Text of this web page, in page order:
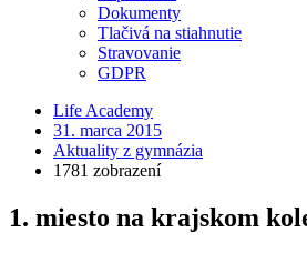
Dokumenty
Tlačivá na stiahnutie
Stravovanie
GDPR
Life Academy
31. marca 2015
Aktuality z gymnázia
1781 zobrazení
1. miesto na krajskom